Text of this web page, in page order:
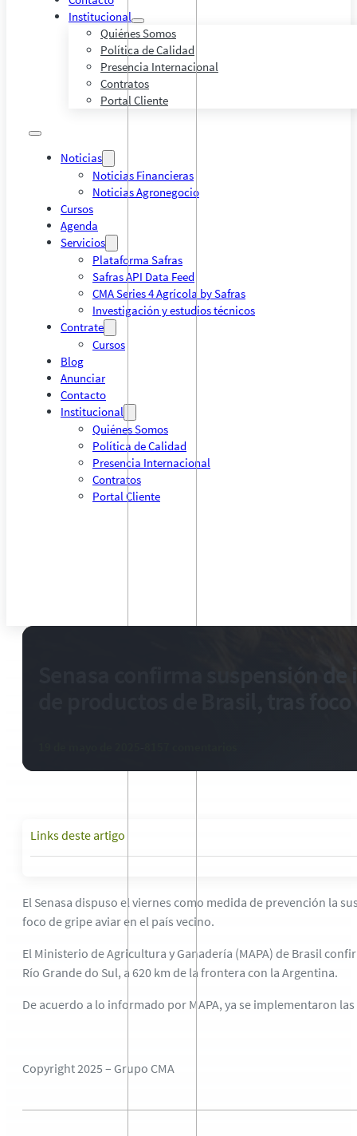
Institucional
Quiénes Somos
Política de Calidad
Presencia Internacional
Contratos
Portal Cliente
Noticias
Noticias Financieras
Noticias Agronegocio
Cursos
Agenda
Servicios
Plataforma Safras
Safras API Data Feed
CMA Series 4 Agrícola by Safras
Investigación y estudios técnicos
Contrate
Cursos
Blog
Anunciar
Contacto
Institucional
Quiénes Somos
Política de Calidad
Presencia Internacional
Contratos
Portal Cliente
Links deste artigo
El Senasa dispuso el viernes como medida de prevención la
foco de gripe aviar en el país vecino.
El Ministerio de Agricultura y Ganadería (MAPA) de Brasil
Río Grande do Sul, a 620 km de la frontera con la Argentina.
De acuerdo a lo informado por MAPA, ya se implementaron
Copyright 2025 – Grupo CMA